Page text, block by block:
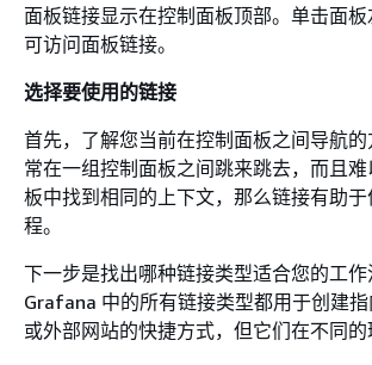
面板链接显示在控制面板顶部。单击面
可访问面板链接。
选择要使用的链接
首先，了解您当前在控制面板之间导航
常在一组控制面板之间跳来跳去，而且
板中找到相同的上下文，那么链接有助
程。
下一步是找出哪种链接类型适合您的工
Grafana 中的所有链接类型都用于创建
或外部网站的快捷方式，但它们在不同的